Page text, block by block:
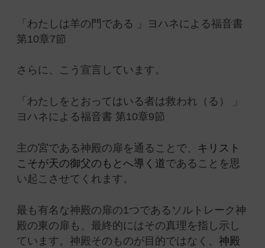
「わたしは羊の門である 」ヨハネによる福音書
第10章7節
さらに、こう宣言しています。
「わたしをとおってはいる者は救われ（る） 」
ヨハネによる福音書 第10章9節
主の宮である神殿の扉を通ることで、 キリスト
こそが天の御父のもとへ導く道であることを思
い起こさせてくれます。
最も有名な神殿の扉の1つであるソルトレーク神
殿の東の扉も、最終的にはその真理を指し示し
ています。神殿そのものが目的ではなく、 神殿